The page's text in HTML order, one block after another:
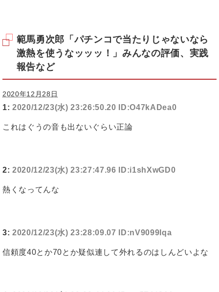
範馬勇次郎「パチンコで当たりじゃないなら
激熱を使うなッッッ！」みんなの評価、実践
報告など
2020年12月28日
1: 2020/12/23(水) 23:26:50.20 ID:O47kADea0
これはぐうの音も出ないぐらい正論
2: 2020/12/23(水) 23:27:47.96 ID:i1shXwGD0
熱くなってんな
3: 2020/12/23(水) 23:28:09.07 ID:nV9099Iqa
信頼度40とか70とか疑似連して外れるのはしんどいよな